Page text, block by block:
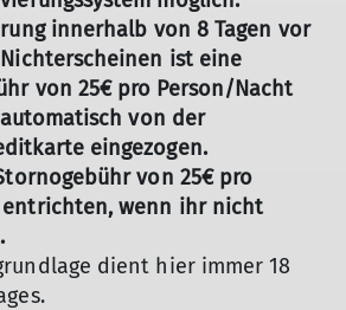
innerhalb von 8 Tagen vor
ist eine
von 25€ pro Person/Nacht
von der
eingezogen.
von 25€ pro
entrichten, wenn ihr nicht
dient hier immer 18